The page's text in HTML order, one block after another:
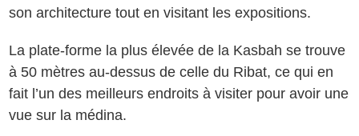
son architecture tout en visitant les expositions.
La plate-forme la plus élevée de la Kasbah se trouve
à 50 mètres au-dessus de celle du Ribat, ce qui en
fait l’un des meilleurs endroits à visiter pour avoir une
vue sur la médina.